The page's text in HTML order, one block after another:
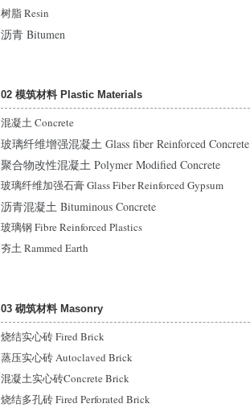
树脂 Resin
沥青 Bitumen
02 模筑材料 Plastic Materials
混凝土 Concrete
玻璃纤维增强混凝土 Glass fiber Reinforced Concrete
聚合物改性混凝土 Polymer Modified Concrete
玻璃纤维加强石膏 Glass Fiber Reinforced Gypsum
沥青混凝土 Bituminous Concrete
玻璃钢 Fibre Reinforced Plastics
夯土 Rammed Earth
03 砌筑材料 Masonry
烧结实心砖 Fired Brick
蒸压实心砖 Autoclaved Brick
混凝土实心砖Concrete Brick
烧结多孔砖 Fired Perforated Brick